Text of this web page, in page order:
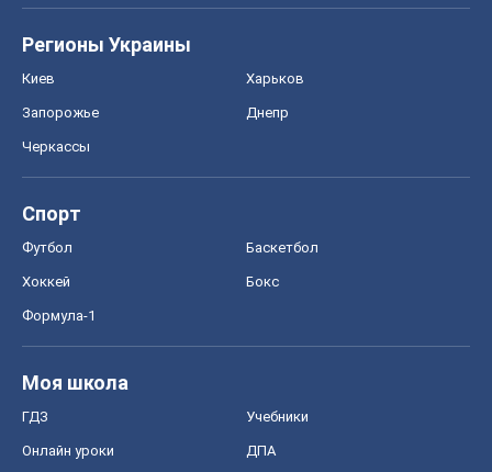
Регионы Украины
Киев Харьков
Запорожье Днепр
Черкассы
Спорт
Футбол Баскетбол
Хоккей Бокс
Формула-1
Моя школа
ГДЗ Учебники
Онлайн уроки ДПА